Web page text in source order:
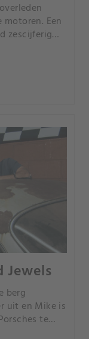
Een
zescijferig
huis te
Jewels
berg
uit en Mike is
te